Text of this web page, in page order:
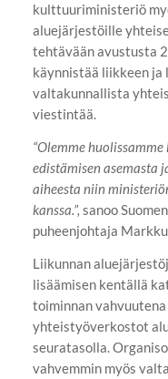
kulttuuriministeriö
aluejärjestöille
tehtävään avustusta
käynnistää liikkeen ja
valtakunnallista
viestintää.
“Olemme
edistämisen asemasta
aiheesta niin
kanssa.”, sanoo
puheenjohtaja
Liikunnan
lisäämisen kentällä
toiminnan
yhteistyöverkostot
seuratasolla.
vahvemmin myös